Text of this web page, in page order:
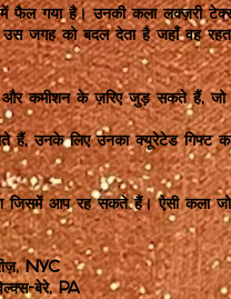
फैल गया है। उनकी कला लक्ज़री
उस जगह को बदल देता है जहाँ वह
कमीशन के ज़रिए जुड़ सकते हैं, जो
हैं, उनके लिए उनका क्यूरेटेड
आप रह सकते हैं। ऐसी कला जो
NYC
बेरे, PA